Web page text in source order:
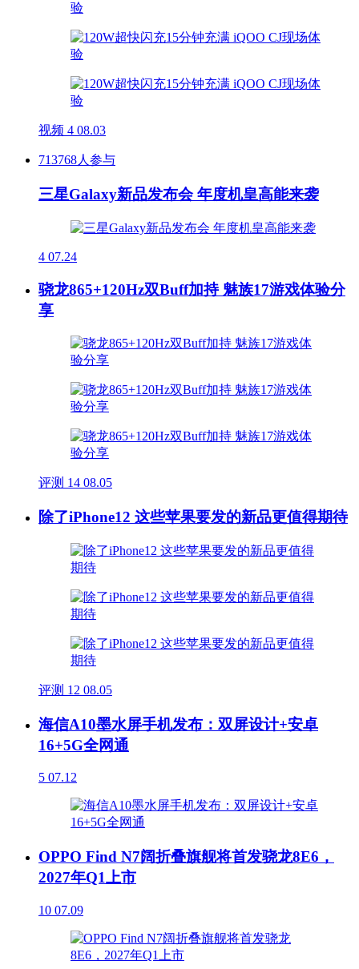
视频 4 08.03
713768人参与
三星Galaxy新品发布会 年度机皇高能来袭
4 07.24
骁龙865+120Hz双Buff加持 魅族17游戏体验分
享
评测 14 08.05
除了iPhone12 这些苹果要发的新品更值得期待
评测 12 08.05
海信A10墨水屏手机发布：双屏设计+安卓
16+5G全网通
5 07.12
OPPO Find N7阔折叠旗舰将首发骁龙8E6，
2027年Q1上市
10 07.09